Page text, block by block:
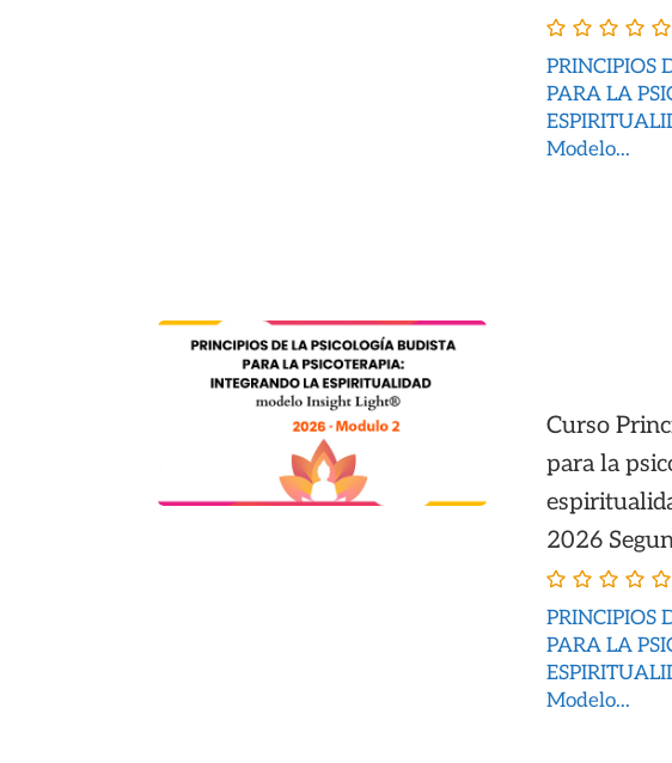
PRINCIPIOS
PARA LA
Modelo...
Curso
para la
2026
PRINCIPIOS
PARA LA
Modelo...